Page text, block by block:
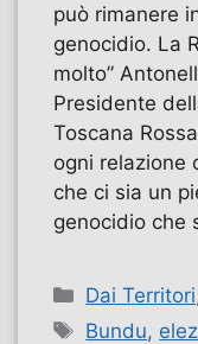
può rimanere
genocidio. La
molto”
Presidente
Toscana
ogni relazione
che ci sia un
genocidio che
Categorie
Dai Territori
Tag
Bundu,